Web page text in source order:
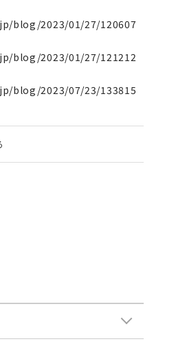
blog/2023/01/27/120607
blog/2023/01/27/121212
blog/2023/07/23/133815